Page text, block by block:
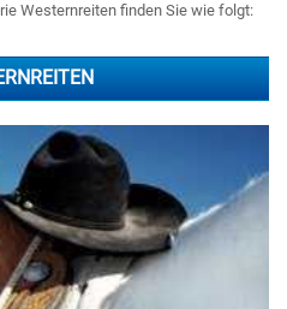
Westernreiten finden Sie wie folgt: